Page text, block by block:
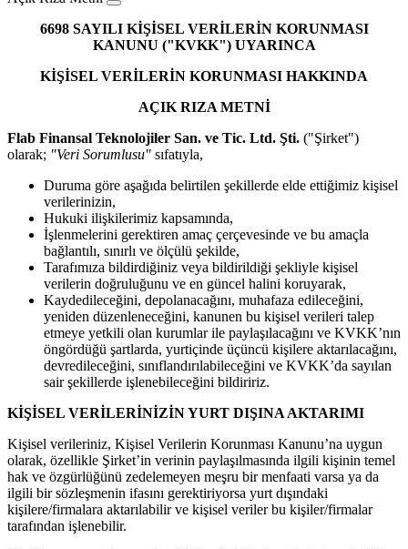
6698 SAYILI KİŞİSEL VERİLERİN KORUNMASI
KANUNU ("KVKK") UYARINCA
KİŞİSEL VERİLERİN KORUNMASI HAKKINDA
AÇIK RIZA METNİ
Flab Finansal Teknolojiler San. ve Tic. Ltd. Şti. ("Şirket")
olarak; "Veri Sorumlusu" sıfatıyla,
Duruma göre aşağıda belirtilen şekillerde elde ettiğimiz kişisel
verilerinizin,
Hukuki ilişkilerimiz kapsamında,
İşlenmelerini gerektiren amaç çerçevesinde ve bu amaçla
bağlantılı, sınırlı ve ölçülü şekilde,
Tarafımıza bildirdiğiniz veya bildirildiği şekliyle kişisel
verilerin doğruluğunu ve en güncel halini koruyarak,
Kaydedileceğini, depolanacağını, muhafaza edileceğini,
yeniden düzenleneceğini, kanunen bu kişisel verileri talep
etmeye yetkili olan kurumlar ile paylaşılacağını ve KVKK’nın
öngördüğü şartlarda, yurtiçinde üçüncü kişilere aktarılacağını,
devredileceğini, sınıflandırılabileceğini ve KVKK’da sayılan
sair şekillerde işlenebileceğini bildiririz.
KİŞİSEL VERİLERİNİZİN YURT DIŞINA AKTARIMI
Kişisel verileriniz, Kişisel Verilerin Korunması Kanunu’na uygun
olarak, özellikle Şirket’in verinin paylaşılmasında ilgili kişinin temel
hak ve özgürlüğünü zedelemeyen meşru bir menfaati varsa ya da
ilgili bir sözleşmenin ifasını gerektiriyorsa yurt dışındaki
kişilere/firmalara aktarılabilir ve kişisel veriler bu kişiler/firmalar
tarafından işlenebilir.